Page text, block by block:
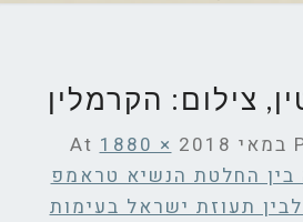
צילום: הקרמלין
1880 ×
בין החלטת הנשיא טראמפ
תעוזת ישראל בעימות